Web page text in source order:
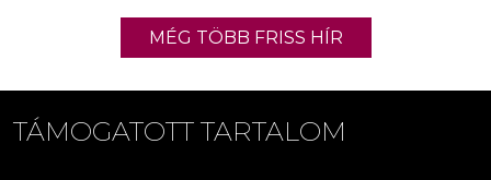
MÉG TÖBB FRISS HÍR
TÁMOGATOTT TARTALOM